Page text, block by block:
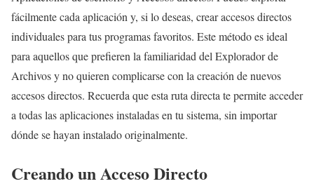
fácilmente cada aplicación y, si lo deseas, crear accesos directos
individuales para tus programas favoritos. Este método es ideal
para aquellos que prefieren la familiaridad del Explorador de
Archivos y no quieren complicarse con la creación de nuevos
accesos directos. Recuerda que esta ruta directa te permite acceder
a todas las aplicaciones instaladas en tu sistema, sin importar
dónde se hayan instalado originalmente.
Creando un Acceso Directo